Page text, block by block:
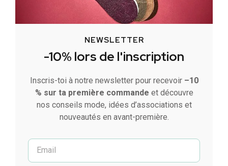
NEWSLETTER
-10% lors de l'inscription
Inscris-toi à notre newsletter pour recevoir –10
% sur ta première commande et découvre
nos conseils mode, idées d’associations et
nouveautés en avant-première.